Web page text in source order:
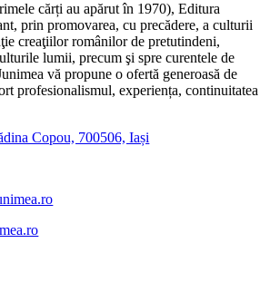
cărți au apărut în 1970), Editura
prin promovarea, cu precădere, a culturii
creaţiilor românilor de pretutindeni,
lumii, precum şi spre curentele de
vă propune o ofertă generoasă de
profesionalismul, experiența, continuitatea
Copou, 700506, Iași